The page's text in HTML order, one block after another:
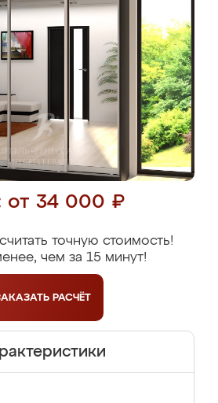
от 34 000 ₽
точную стоимость!
чем за 15 минут!
РАСЧЁТ